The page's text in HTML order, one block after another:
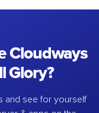
Cloudways
Glory?
and see for yourself